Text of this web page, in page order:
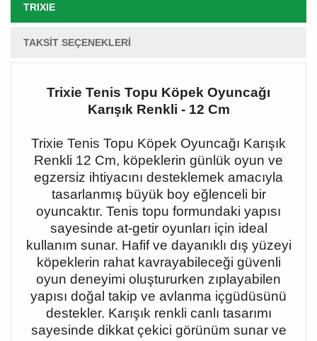
TRIXIE
TAKSIT SEÇENEKLERI
Trixie Tenis Topu Köpek Oyuncağı
Karışık Renkli - 12 Cm
Trixie Tenis Topu Köpek Oyuncağı Karışık
Renkli 12 Cm, köpeklerin günlük oyun ve
egzersiz ihtiyacını desteklemek amacıyla
tasarlanmış büyük boy eğlenceli bir
oyuncaktır. Tenis topu formundaki yapısı
sayesinde at-getir oyunları için ideal
kullanım sunar. Hafif ve dayanıklı dış yüzeyi
köpeklerin rahat kavrayabileceği güvenli
oyun deneyimi oluştururken zıplayabilen
yapısı doğal takip ve avlanma içgüdüsünü
destekler. Karışık renkli canlı tasarımı
sayesinde dikkat çekici görünüm sunar ve